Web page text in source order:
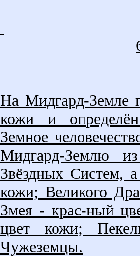
На Мидгард-Земле
кожи и
Земное
Мидгард-Землю
Звёздных Систем,
кожи; Великого
Змея - крас-ный
цвет кожи;
Чужеземцы.